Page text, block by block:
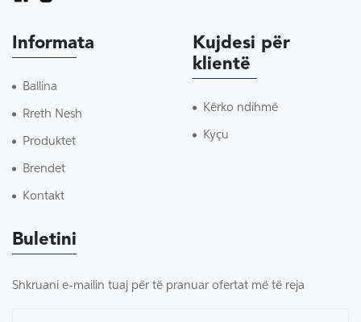
Informata
Ballina
Rreth Nesh
Produktet
Brendet
Kontakt
Kujdesi për
klientë
Kërko ndihmë
Kyçu
Buletini
Shkruani e-mailin tuaj për të pranuar ofertat më të reja